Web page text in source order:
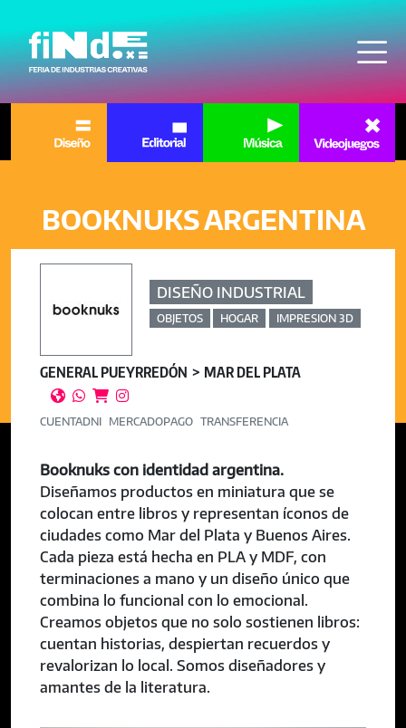
BOOKNUKS ARGENTINA
DISEÑO INDUSTRIAL
OBJETOS HOGAR IMPRESION 3D
GENERAL PUEYRREDÓN MAR DEL PLATA
   
CUENTADNI MERCADOPAGO TRANSFERENCIA
Booknuks con identidad argentina.
Diseñamos productos en miniatura que se
colocan entre libros y representan íconos de
ciudades como Mar del Plata y Buenos Aires.
Cada pieza está hecha en PLA y MDF, con
terminaciones a mano y un diseño único que
combina lo funcional con lo emocional.
Creamos objetos que no solo sostienen libros:
cuentan historias, despiertan recuerdos y
revalorizan lo local. Somos diseñadores y
amantes de la literatura.